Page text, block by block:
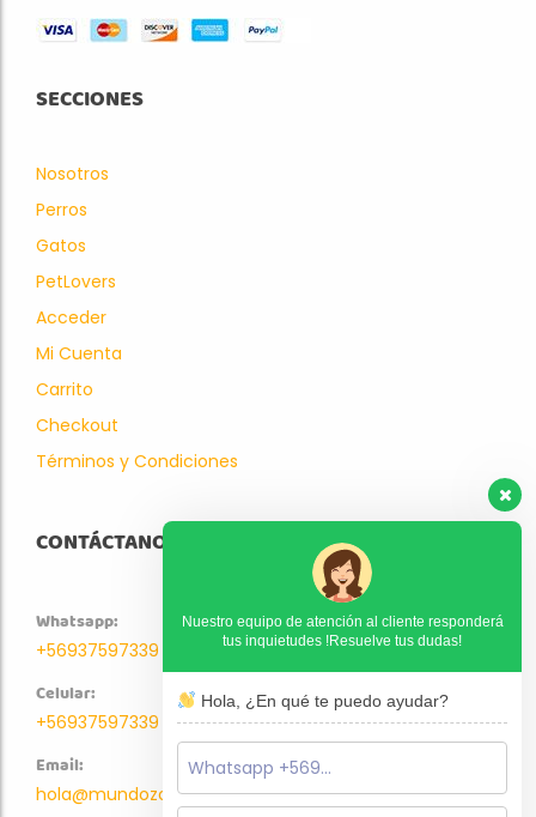
SECCIONES
Nosotros
Perros
Gatos
PetLovers
Acceder
Mi Cuenta
Carrito
Checkout
Términos y Condiciones
CONTÁCTANOS
Whatsapp:
+56937597339
Celular:
+56937597339
Email:
hola@mundozoo.cl
Nuestro equipo de atención al cliente responderá
tus inquietudes !Resuelve tus dudas!
Hola, ¿En qué te puedo ayudar?